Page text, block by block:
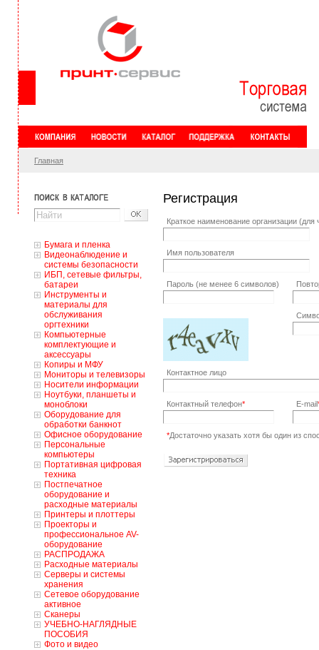
Главная
Бумага и пленка
Видеонаблюдение и
системы безопасности
ИБП, сетевые фильтры,
батареи
Инструменты и
материалы для
обслуживания
оргтехники
Компьютерные
комплектующие и
аксессуары
Копиры и МФУ
Мониторы и телевизоры
Носители информации
Ноутбуки, планшеты и
моноблоки
Оборудование для
обработки банкнот
Офисное оборудование
Персональные
компьютеры
Портативная цифровая
техника
Постпечатное
оборудование и
расходные материалы
Принтеры и плоттеры
Проекторы и
профессиональное AV-
оборудование
РАСПРОДАЖА
Расходные материалы
Серверы и системы
хранения
Сетевое оборудование
активное
Сканеры
УЧЕБНО-НАГЛЯДНЫЕ
ПОСОБИЯ
Фото и видео
Регистрация
Краткое наименование организации
Имя пользователя
Пароль (не менее 6 символов)
Контактное лицо
Контактный телефон* E-mail
*Достаточно указать хотя бы один из